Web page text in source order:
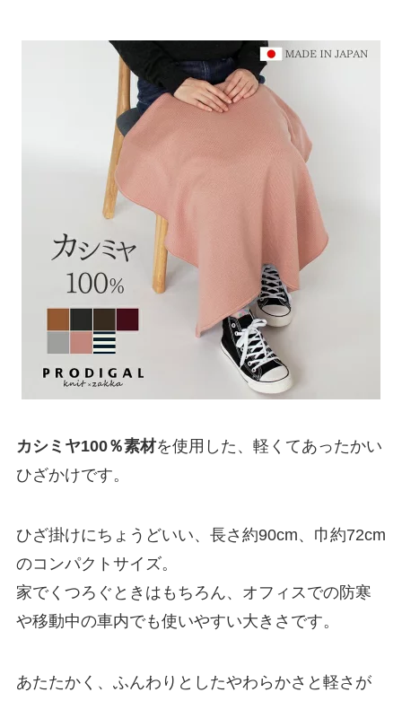
カシミヤ100％素材を使用した、軽くてあったかい
ひざかけです。
ひざ掛けにちょうどいい、長さ約90cm、巾約72cm
のコンパクトサイズ。
家でくつろぐときはもちろん、オフィスでの防寒
や移動中の車内でも使いやすい大きさです。
あたたかく、ふんわりとしたやわらかさと軽さが